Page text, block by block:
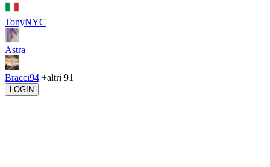
TonyNYC
Astra_
Bracci94 +altri 91
LOGIN